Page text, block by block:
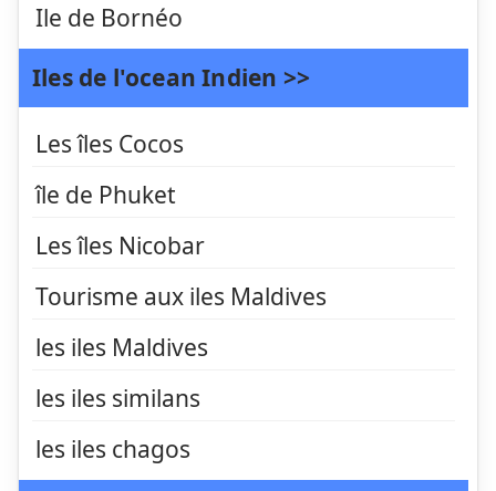
Ile de Bornéo
Iles de l'ocean Indien >>
Les îles Cocos
île de Phuket
Les îles Nicobar
Tourisme aux iles Maldives
les iles Maldives
les iles similans
les iles chagos